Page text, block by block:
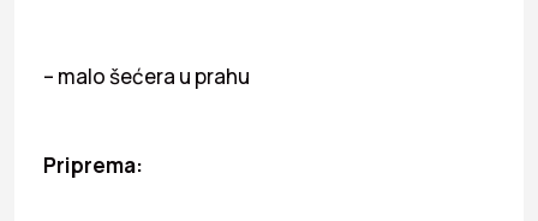
– malo šećera u prahu
Priprema: